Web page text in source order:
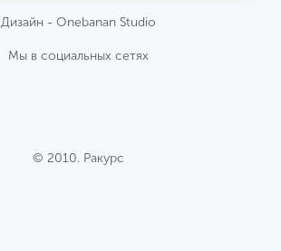
Дизайн - Onebanan Studio
Мы в социальных сетях
© 2010. Ракурс